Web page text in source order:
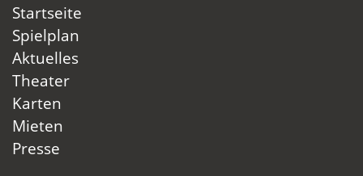
Startseite
Spielplan
Aktuelles
Theater
Karten
Mieten
Presse